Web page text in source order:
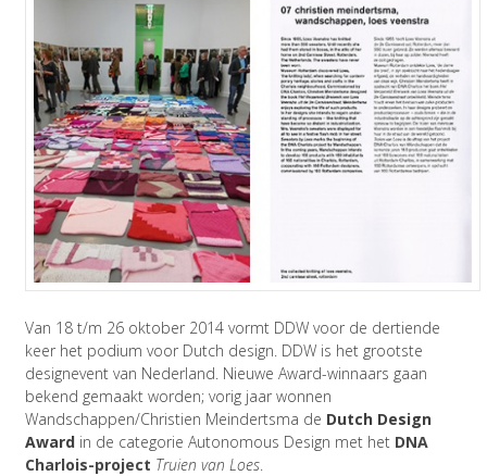
Van 18 t/m 26 oktober 2014 vormt DDW voor de dertiende
keer het podium voor Dutch design. DDW is het grootste
designevent van Nederland. Nieuwe Award-winnaars gaan
bekend gemaakt worden; vorig jaar wonnen
Wandschappen/Christien Meindertsma de Dutch Design
Awardin de categorie Autonomous Design met hetDNA
Charlois-project Truien van Loes.